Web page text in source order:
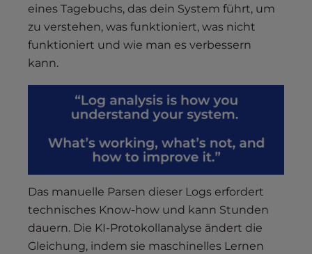
eines Tagebuchs, das dein System führt, um
zu verstehen, was funktioniert, was nicht
funktioniert und wie man es verbessern
kann.
Das manuelle Parsen dieser Logs erfordert
technisches Know-how und kann Stunden
dauern. Die KI-Protokollanalyse ändert die
Gleichung, indem sie maschinelles Lernen